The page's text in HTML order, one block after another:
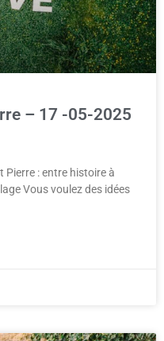
– 17 -05-2025
Pierre : entre histoire à
Vous voulez des idées